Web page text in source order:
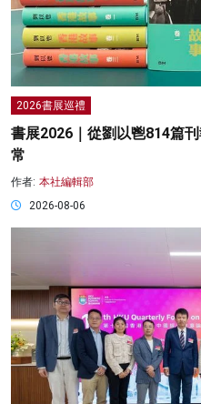
2026書展巡禮
書展2026｜從劉以鬯814篇
常
作者: 本社編輯部
2026-08-06